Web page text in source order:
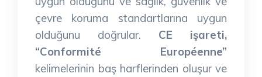
çevre koruma standartlarına uygun
olduğunu doğrular. CE işareti,
“Conformité Européenne”
kelimelerinin baş harflerinden oluşur ve